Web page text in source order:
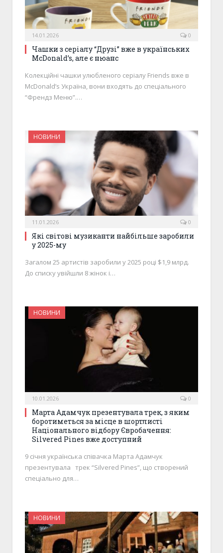
14.01.2026 0
Чашки з серіалу “Друзі” вже в українських
McDonald’s, але є нюанс
Колекційні чашки улюбленого серіалу Friends вже в
McDonald’s Україна, вони входять до спеціального
“Френдз Меню”.…
НОВИНИ
11.01.2026 0
Які світові музиканти найбільше заробили
у 2025-му
Загалом 25 артистів заробили у 2025 році $1,9 млрд.
До списку увійшли 8 жінок і…
НОВИНИ
10.01.2026 0
Марта Адамчук презентувала трек, з яким
боротиметься за місце в шортлисті
Національного відбору Євробачення:
Silvered Pines вже доступний
9 січня українська співачка Марта Адамчук
презентувала трек “Silvered Pines”, що створений
спеціально для…
НОВИНИ